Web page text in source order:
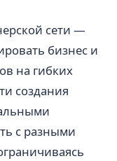
сети —
бизнес и
на гибких
создания
с разными